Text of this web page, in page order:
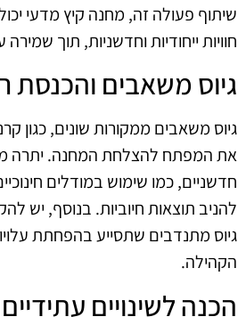
שיתוף פעולה זה, מחנה קיץ מדעי
חוויות ייחודיות וחדשניות, תוך
גיוס משאבים והכנסת
גיוס משאבים ממקורות שונים, כגון
את המפתח להצלחת המחנה. יתרה
חדשניים, כמו שימוש במודלים
להניב תוצאות חיוביות. בנוסף, יש
גיוס מתנדבים שתסייע בהפחתת
הקהילה.
הכנה לשינויים עתידיים